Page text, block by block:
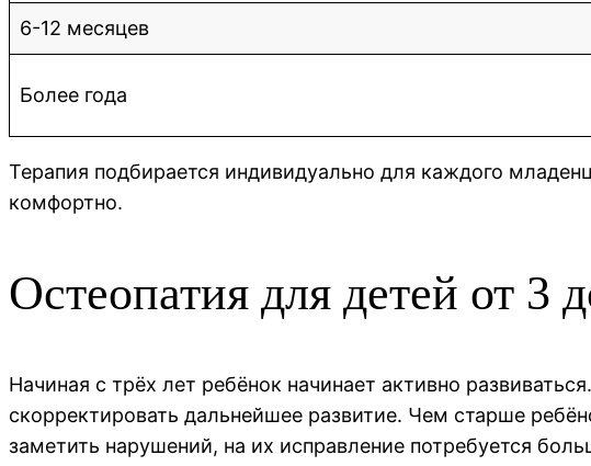
6-12 месяцев
Более года
Терапия подбирается индивидуально для каждого
комфортно.
Остеопатия для детей от 3
Начиная с трёх лет ребёнок начинает активно
скорректировать дальнейшее развитие. Чем старше
заметить нарушений, на их исправление потребуется